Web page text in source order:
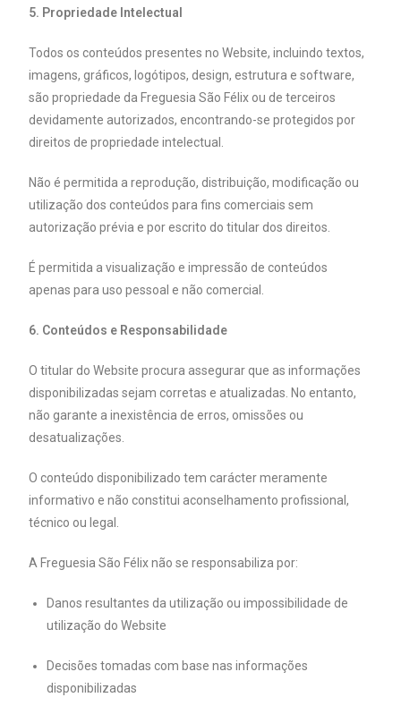
5. Propriedade Intelectual
Todos os conteúdos presentes no Website, incluindo textos,
imagens, gráficos, logótipos, design, estrutura e software,
são propriedade da Freguesia São Félix ou de terceiros
devidamente autorizados, encontrando-se protegidos por
direitos de propriedade intelectual.
Não é permitida a reprodução, distribuição, modificação ou
utilização dos conteúdos para fins comerciais sem
autorização prévia e por escrito do titular dos direitos.
É permitida a visualização e impressão de conteúdos
apenas para uso pessoal e não comercial.
6. Conteúdos e Responsabilidade
O titular do Website procura assegurar que as informações
disponibilizadas sejam corretas e atualizadas. No entanto,
não garante a inexistência de erros, omissões ou
desatualizações.
O conteúdo disponibilizado tem carácter meramente
informativo e não constitui aconselhamento profissional,
técnico ou legal.
A Freguesia São Félix não se responsabiliza por:
Danos resultantes da utilização ou impossibilidade de
utilização do Website
Decisões tomadas com base nas informações
disponibilizadas